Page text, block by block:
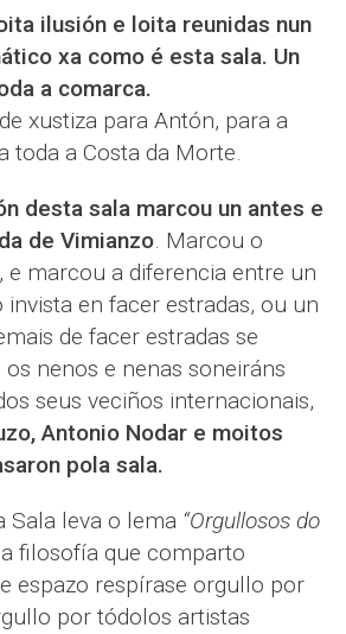
ilusión e loita reunidas nun
xa como é esta sala. Un
a comarca.
xustiza para Antón, para a
toda a Costa da Morte.
desta sala marcou un antes e
de Vimianzo. Marcou o
e marcou a diferencia entre un
en facer estradas, ou un
de facer estradas se
nenos e nenas soneiráns
seus veciños internacionais,
Antonio Nodar e moitos
pola sala.
Sala leva o lema “Orgullosos do
filosofía que comparto
espazo respírase orgullo por
por tódolos artistas